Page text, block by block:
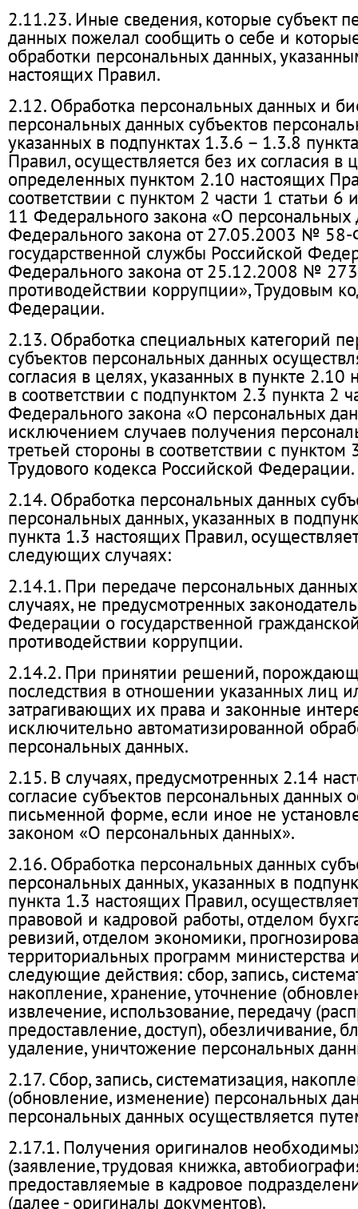
2.11.23. Иные сведения, которые субъект
данных пожелал сообщить о себе и
обработки персональных данных,
настоящих Правил.
2.12. Обработка персональных данных и
персональных данных субъектов
указанных в подпунктах 1.3.6 – 1.3.8
Правил, осуществляется без их согласия в
определенных пунктом 2.10 настоящих
соответствии с пунктом 2 части 1 статьи 6
11 Федерального закона «О
Федерального закона от 27.05.2003 №
государственной службы Российской
Федерального закона от 25.12.2008 №
противодействии коррупции», Трудовым
Федерации.
2.13. Обработка специальных категорий
субъектов персональных данных
согласия в целях, указанных в пункте 2.10
в соответствии с подпунктом 2.3 пункта 2
Федерального закона «О персональных
исключением случаев получения
третьей стороны в соответствии с пунктом
Трудового кодекса Российской Федерации.
2.14. Обработка персональных данных
персональных данных, указанных в
пункта 1.3 настоящих Правил,
следующих случаях:
2.14.1. При передаче персональных
случаях, не предусмотренных
Федерации о государственной
противодействии коррупции.
2.14.2. При принятии решений,
последствия в отношении указанных лиц
затрагивающих их права и законные
исключительно автоматизированной
персональных данных.
2.15. В случаях, предусмотренных 2.14
согласие субъектов персональных данных
письменной форме, если иное не
законом «О персональных данных».
2.16. Обработка персональных данных
персональных данных, указанных в
пункта 1.3 настоящих Правил,
правовой и кадровой работы, отделом
ревизий, отделом экономики,
территориальных программ министерства
следующие действия: сбор, запись,
накопление, хранение, уточнение
извлечение, использование, передачу
предоставление, доступ), обезличивание,
удаление, уничтожение персональных
2.17. Сбор, запись, систематизация,
(обновление, изменение) персональных
персональных данных осуществляется
2.17.1. Получения оригиналов
(заявление, трудовая книжка,
предоставляемые в кадровое
(далее - оригиналы документов).